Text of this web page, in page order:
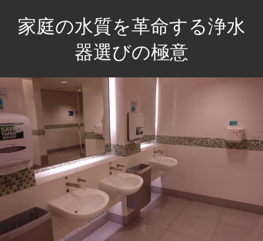
ツ
へ
ス
キ
ッ
プ
家庭の水質を革命する浄水
器選びの極意
安
水、
健
康
な
毎
を
手